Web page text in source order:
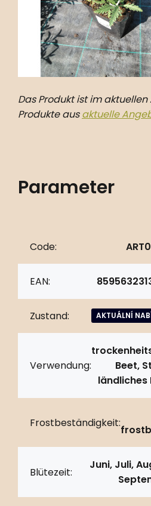
Das Produkt ist im
Produkte ausaktuelle
Parameter
Code:
EAN:
Zustand: AKTUÁLNÍ
Verwendung:
Beet,
ländliches
Frostbeständigkeit:
Blütezeit:
Juni, Juli,